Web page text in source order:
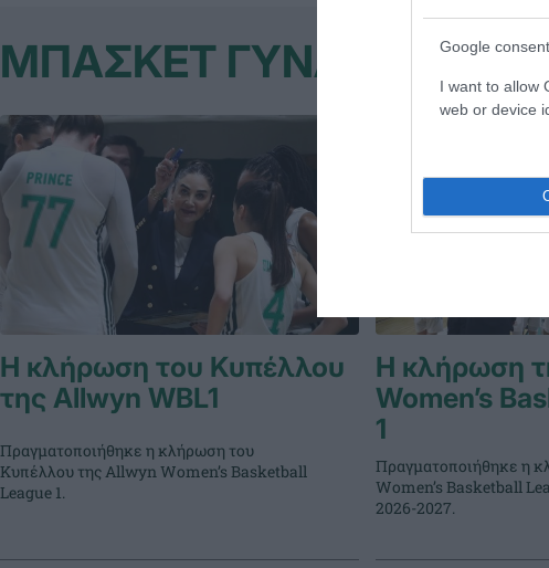
Google
I want to allow
web or device
ΜΠΑΣΚΕΤ ΓΥΝΑΙΚΩΝ
Η κλήρωση του Κυπέλλου
της Allwyn WBL1
Πραγματοποιήθηκε η κλήρωση του
Κυπέλλου της Allwyn Women’s Basketball
League 1.
Η κλήρωση
Women’s
1
Πραγματοποιήθηκε η
Women’s Basketball
2026-2027.